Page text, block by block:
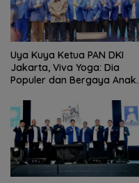
Uya Kuya Ketua PAN DKI
Jakarta, Viva Yoga: Dia
Populer dan Bergaya Anak